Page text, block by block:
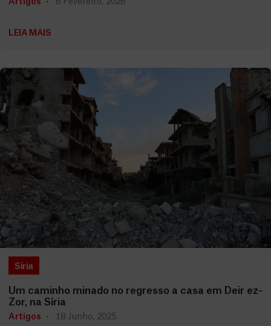
LEIA MAIS
Síria
Um caminho minado no regresso a casa em Deir ez-
Zor, na Síria
Artigos 18 Junho, 2025